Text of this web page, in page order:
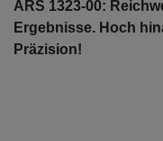
ARS 1323-00:
Ergebnisse. Hoch
Präzision!